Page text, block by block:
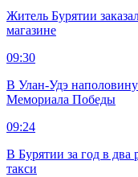
Житель Бурятии
магазине
09:30
В Улан-Удэ
Мемориала Победы
09:24
В Бурятии за год в два
такси